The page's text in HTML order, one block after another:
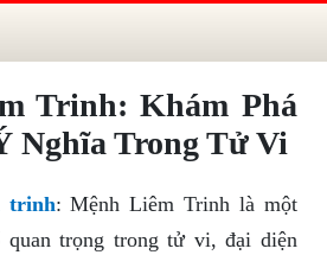
Trinh: Khám Phá
Nghĩa Trong Tử Vi
trinh: Mệnh Liêm Trinh là một
quan trọng trong tử vi, đại diện